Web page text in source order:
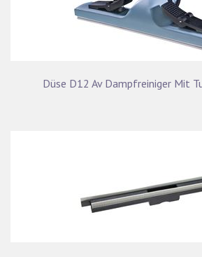
Düse D12 Av Dampfreiniger Mit